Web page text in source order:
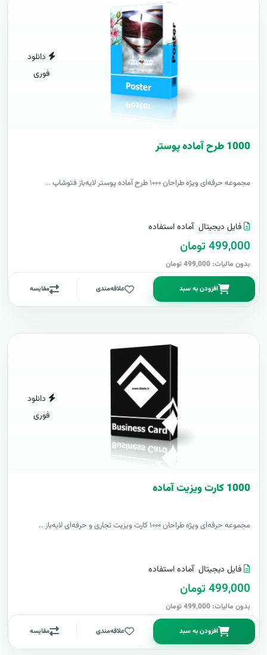
دانلود
فوری
1000 طرح آماده پوستر
مجموعه حرفه‌ای ویژه طراحان ۱۰۰۰ طرح آماده پوستر لایه‌باز فتوشاپ ..
فایل دیجیتال آماده استفاده
499,000 تومان
بدون مالیات: 499,000 تومان
افزودن به سبد علاقه‌مندی مقایسه
دانلود
فوری
1000 کارت ويزيت آماده
مجموعه حرفه‌ای ویژه طراحان ۱۰۰۰ کارت ویزیت تجاری و حرفه‌ای لایه‌باز ..
فایل دیجیتال آماده استفاده
499,000 تومان
بدون مالیات: 499,000 تومان
افزودن به سبد علاقه‌مندی مقایسه